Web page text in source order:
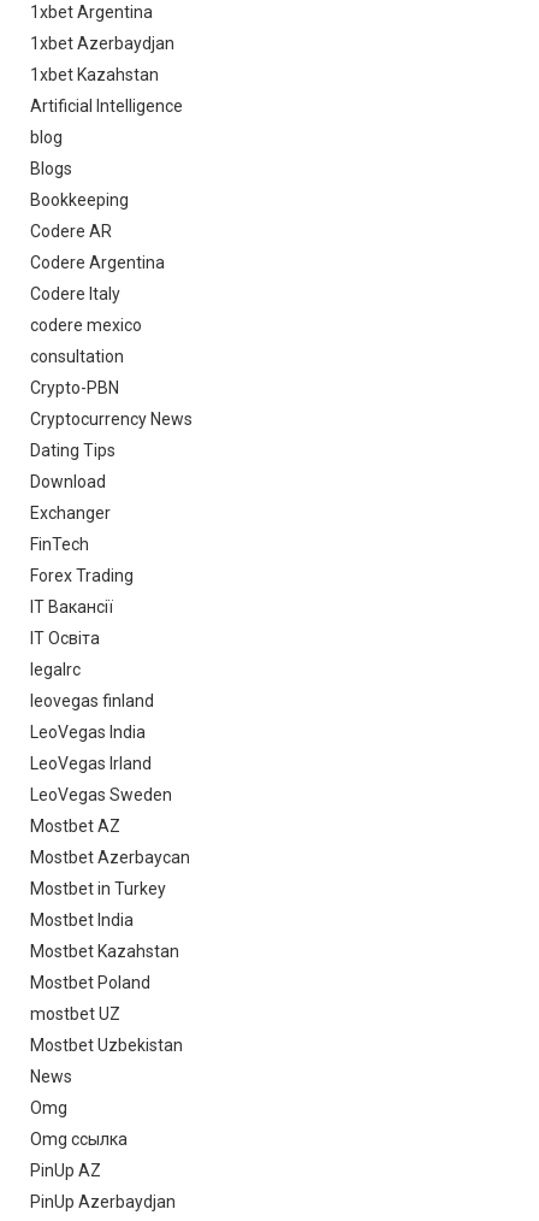
1xbet Argentina
1xbet Azerbaydjan
1xbet Kazahstan
Artificial Intelligence
blog
Blogs
Bookkeeping
Codere AR
Codere Argentina
Codere Italy
codere mexico
consultation
Crypto-PBN
Cryptocurrency News
Dating Tips
Download
Exchanger
FinTech
Forex Trading
IT Вакансії
IT Освіта
legalrc
leovegas finland
LeoVegas India
LeoVegas Irland
LeoVegas Sweden
Mostbet AZ
Mostbet Azerbaycan
Mostbet in Turkey
Mostbet India
Mostbet Kazahstan
Mostbet Poland
mostbet UZ
Mostbet Uzbekistan
News
Omg
Omg ссылка
PinUp AZ
PinUp Azerbaydjan